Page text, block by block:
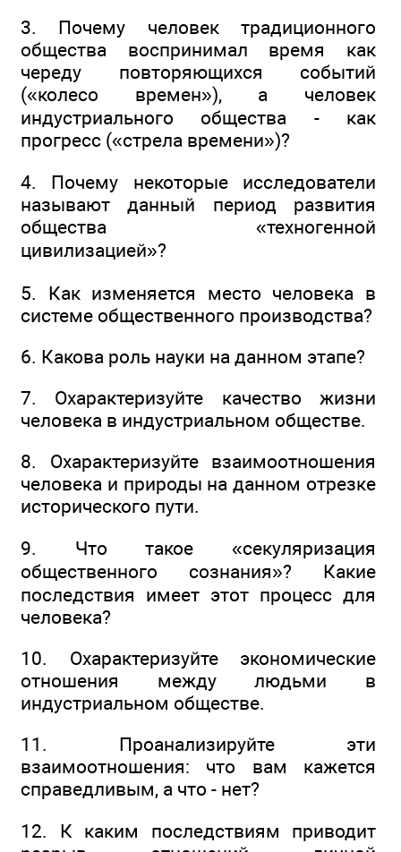
3. Почему человек традиционного
общества воспринимал время как
череду повторяющихся событий
(«колесо времен»), а человек
индустриального общества - как
прогресс («стрела времени»)?
4. Почему некоторые исследователи
называют данный период развития
общества «техногенной
цивилизацией»?
5. Как изменяется место человека в
системе общественного производства?
6. Какова роль науки на данном этапе?
7. Охарактеризуйте качество жизни
человека в индустриальном обществе.
8. Охарактеризуйте взаимоотношения
человека и природы на данном отрезке
исторического пути.
9. Что такое «секуляризация
общественного сознания»? Какие
последствия имеет этот процесс для
человека?
10. Охарактеризуйте экономические
отношения между людьми в
индустриальном обществе.
11. Проанализируйте эти
взаимоотношения: что вам кажется
справедливым, а что - нет?
12. К каким последствиям приводит